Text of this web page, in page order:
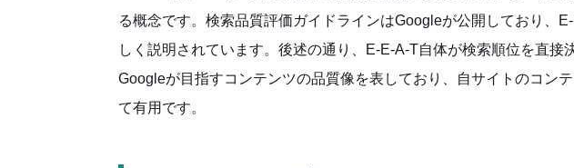
る概念です。検索品質評価ガイドラインはGoogleが公開しており、
しく説明されています。後述の通り、E-E-A-T自体が検索順位を直接
Googleが目指すコンテンツの品質像を表しており、自サイトのコン
て有用です。